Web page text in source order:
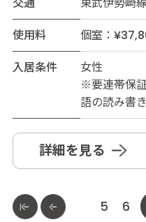
交通
東武伊勢崎
使用料
個室：
入居条件
女性
※要連帯保
語の読み書
詳細を見る
5 6